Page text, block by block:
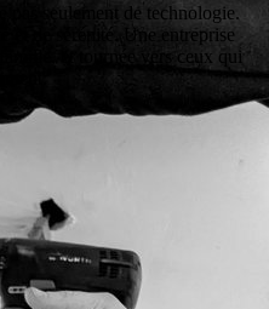
pas seulement de technologie.
et de sérénité. Une entreprise
et tournée vers ceux qui